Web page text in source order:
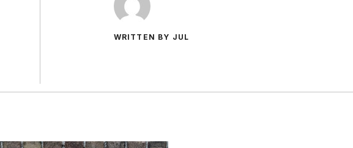
WRITTEN BY JUL